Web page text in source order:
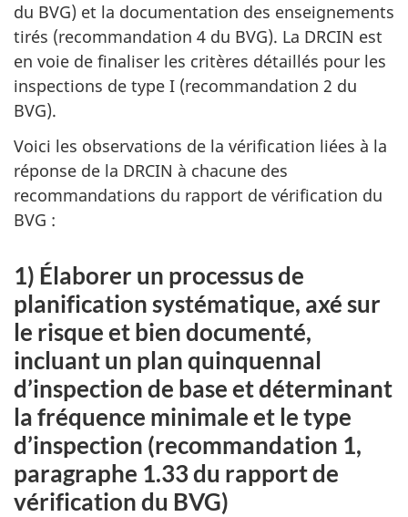
du BVG) et la documentation des enseignements
tirés (recommandation 4 du BVG). La DRCIN est
en voie de finaliser les critères détaillés pour les
inspections de type I (recommandation 2 du
BVG).
Voici les observations de la vérification liées à la
réponse de la DRCIN à chacune des
recommandations du rapport de vérification du
BVG :
1) Élaborer un processus de
planification systématique, axé sur
le risque et bien documenté,
incluant un plan quinquennal
d’inspection de base et déterminant
la fréquence minimale et le type
d’inspection (recommandation 1,
paragraphe 1.33 du rapport de
vérification du BVG)